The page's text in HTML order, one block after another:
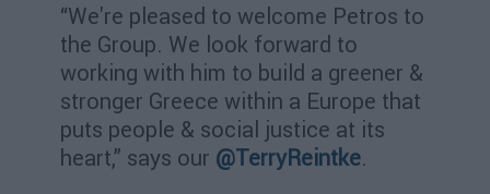
“We're pleased to welcome Petros to
the Group. We look forward to
working with him to build a greener &
stronger Greece within a Europe that
puts people & social justice at its
heart,” says our @TerryReintke.